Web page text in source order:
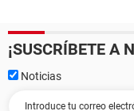
¡SUSCRÍBETE A
Noticias